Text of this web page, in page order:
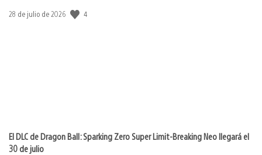
Fecha
28 de julio de 2026 4
El DLC de Dragon Ball: Sparking Zero Super Limit-Breaking Neo llegará el
30 de julio